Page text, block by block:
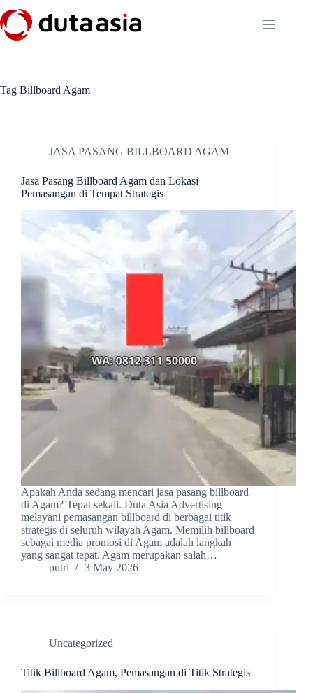
to
content
Tag Billboard Agam
JASA PASANG BILLBOARD AGAM
Jasa Pasang Billboard Agam dan Lokasi
Pemasangan di Tempat Strategis
Apakah Anda sedang mencari jasa pasang billboard
di Agam? Tepat sekali. Duta Asia Advertising
melayani pemasangan billboard di berbagai titik
strategis di seluruh wilayah Agam. Memilih billboard
sebagai media promosi di Agam adalah langkah
yang sangat tepat. Agam merupakan salah…
putri
3 May 2026
Uncategorized
Titik Billboard Agam, Pemasangan di Titik Strategis